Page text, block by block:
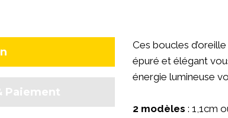
Paiement
Ces boucles d’oreille
épuré et élégant
énergie lumineuse
2 modèles : 1,1cm